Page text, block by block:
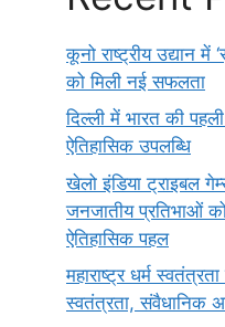
कूनो राष्ट्रीय उद्यान में
को मिली नई सफलता
दिल्ली में भारत की
ऐतिहासिक उपलब्धि
खेलो इंडिया ट्राइबल
जनजातीय प्रतिभाओं
ऐतिहासिक पहल
महाराष्ट्र धर्म
स्वतंत्रता, संवैधानिक